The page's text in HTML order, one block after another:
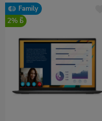
Family
2%